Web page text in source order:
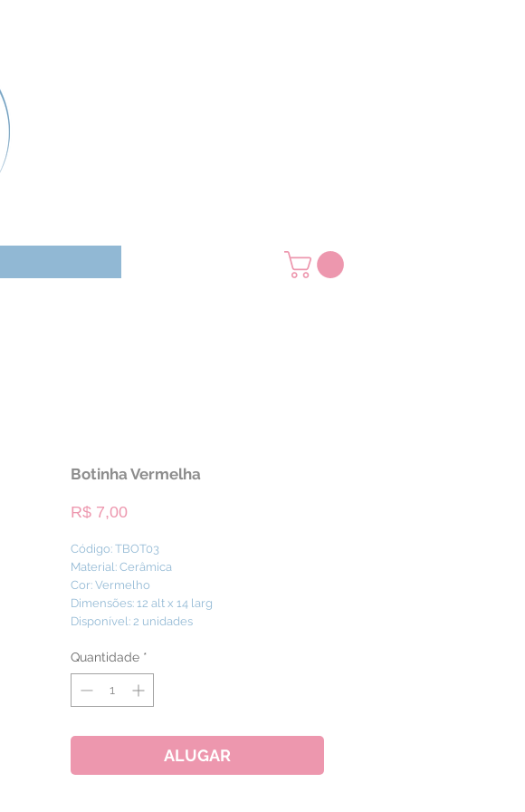
Botinha Vermelha
R$ 7,00Preço
Código: TBOT03
Material: Cerâmica
Cor: Vermelho
Dimensões: 12 alt x 14 larg
Disponível: 2 unidades
Quantidade *
ALUGAR